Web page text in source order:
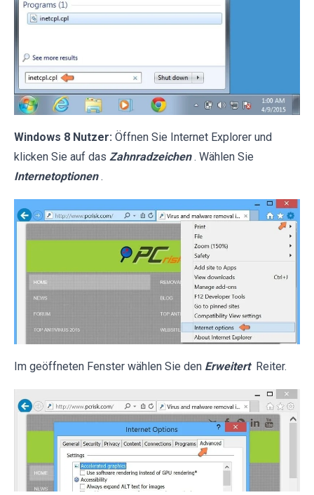
Windows 8 Nutzer: Öffnen Sie Internet Explorer und
klicken Sie auf das Zahnradzeichen . Wählen Sie
Internetoptionen .
Im geöffneten Fenster wählen Sie den Erweitert Reiter.